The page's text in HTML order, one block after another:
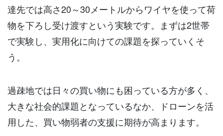
達先では高さ20～30メートルからワイヤを使って荷
物を下ろし受け渡すという実験です。まずは2世帯
で実験し、実用化に向けての課題を探っていくそ
う。
過疎地では日々の買い物にも困っている方が多く、
大きな社会的課題となっているなか、ドローンを活
用した、買い物弱者の支援に期待が高まります。